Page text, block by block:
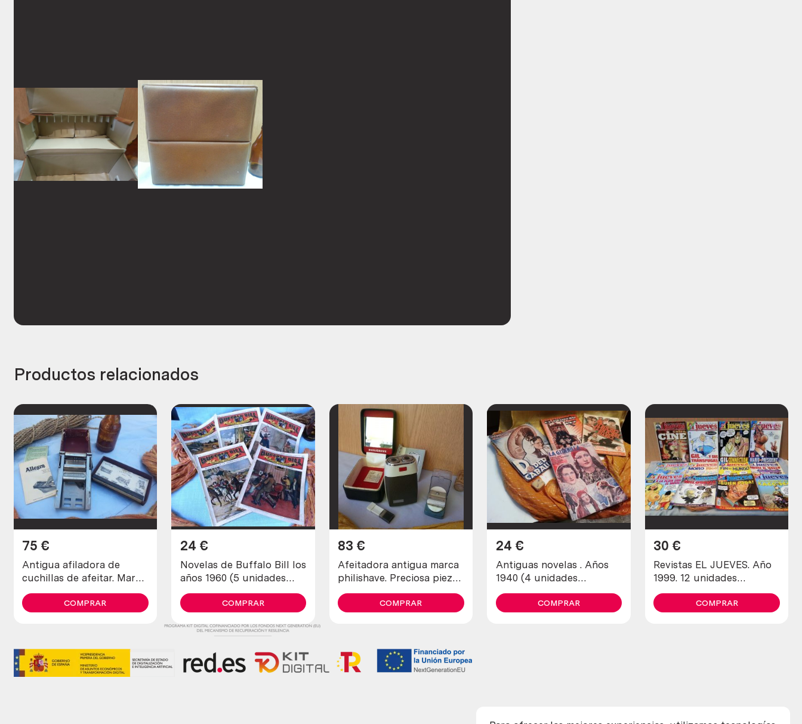
Productos relacionados
Antigua afiladora de
cuchillas de afeitar. Marca
allegro.
75 €
COMPRAR
Novelas de Buffalo Bill los
años 1960 (5 unidades
diferentes)
24 €
COMPRAR
Afeitadora antigua marca
philishave. Preciosa pieza
de colección
83 €
COMPRAR
Antiguas novelas . Años
1940 (4 unidades
diferentes)
24 €
COMPRAR
Revistas EL JUEVES. Año
1999. 12 unidades
diferentes.
30 €
COMPRAR